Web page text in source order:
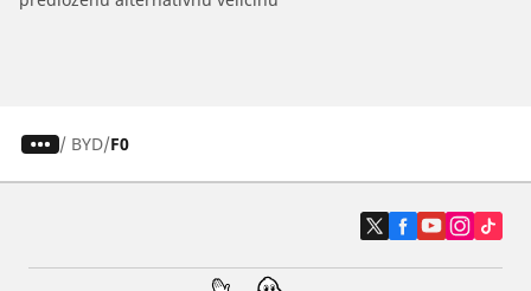
/ BYD F0